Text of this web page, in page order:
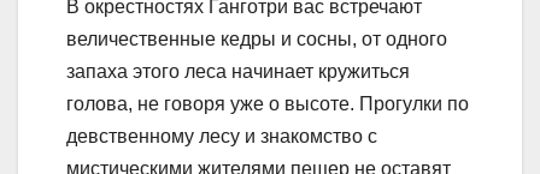
В окрестностях Ганготри вас встречают
величественные кедры и сосны, от одного
запаха этого леса начинает кружиться
голова, не говоря уже о высоте. Прогулки по
девственному лесу и знакомство с
мистическими жителями пещер не оставят